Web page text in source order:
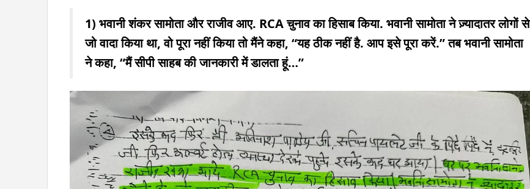
1) भवानी शंकर सामोता और राजीव आए. RCA चुनाव का हिसाब किया. भवानी सामोता ने ज़्यादातर लोगों से
जो वादा किया था, वो पूरा नहीं किया तो मैंने कहा, “यह ठीक नहीं है. आप इसे पूरा करें.”तब भवानी सामोता
ने कहा, “मैं सीपी साहब की जानकारी में डालता हूं…”